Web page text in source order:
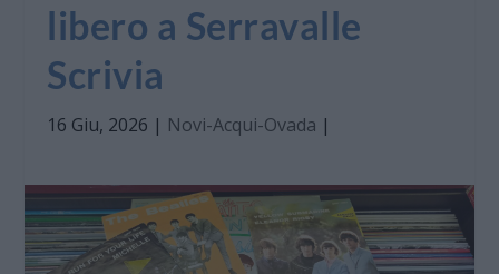
libero a Serravalle
Scrivia
16 Giu, 2026 | Novi-Acqui-Ovada |